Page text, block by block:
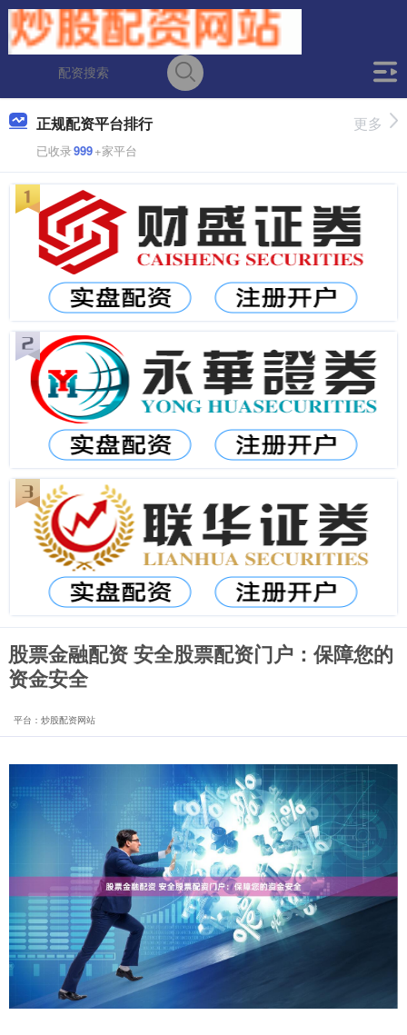
正规配资平台排行
已收录999+家平台
更多
股票金融配资 安全股票配资门户：保障您的
资金安全
平台：炒股配资网站